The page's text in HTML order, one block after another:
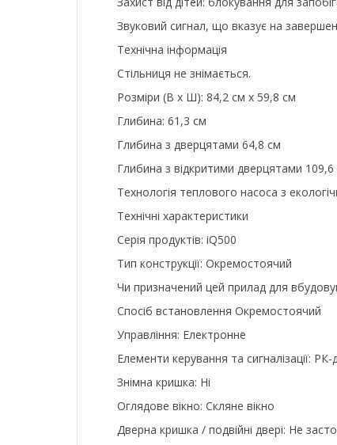
Звуковий сигнал, що вказує на
Технічна інформація
Стільниця не знімається.
Розміри (В х Ш): 84,2 см х 59,8 см
Глибина: 61,3 см
Глибина з дверцятами 64,8 см
Глибина з відкритими дверцятами 109,6
Технологія теплового насоса з
Технічні характеристики
Серія продуктів: iQ500
Тип конструкції: Окремостоячий
Чи призначений цей прилад для
Спосіб встановлення Окремостоячий
Управління: Електронне
Елементи керування та сигналізації:
Знімна кришка: Ні
Оглядове вікно: Скляне вікно
Дверна кришка / подвійні двері: Не